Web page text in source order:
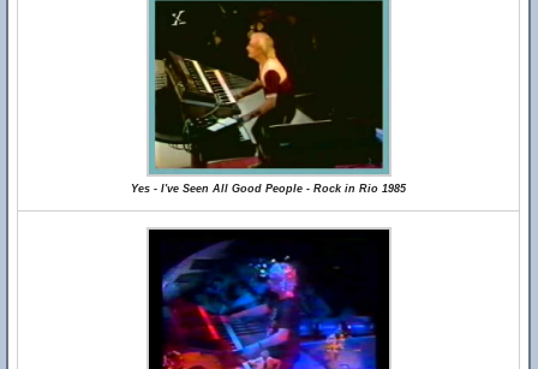
Yes - I've Seen All Good People - Rock in Rio 1985